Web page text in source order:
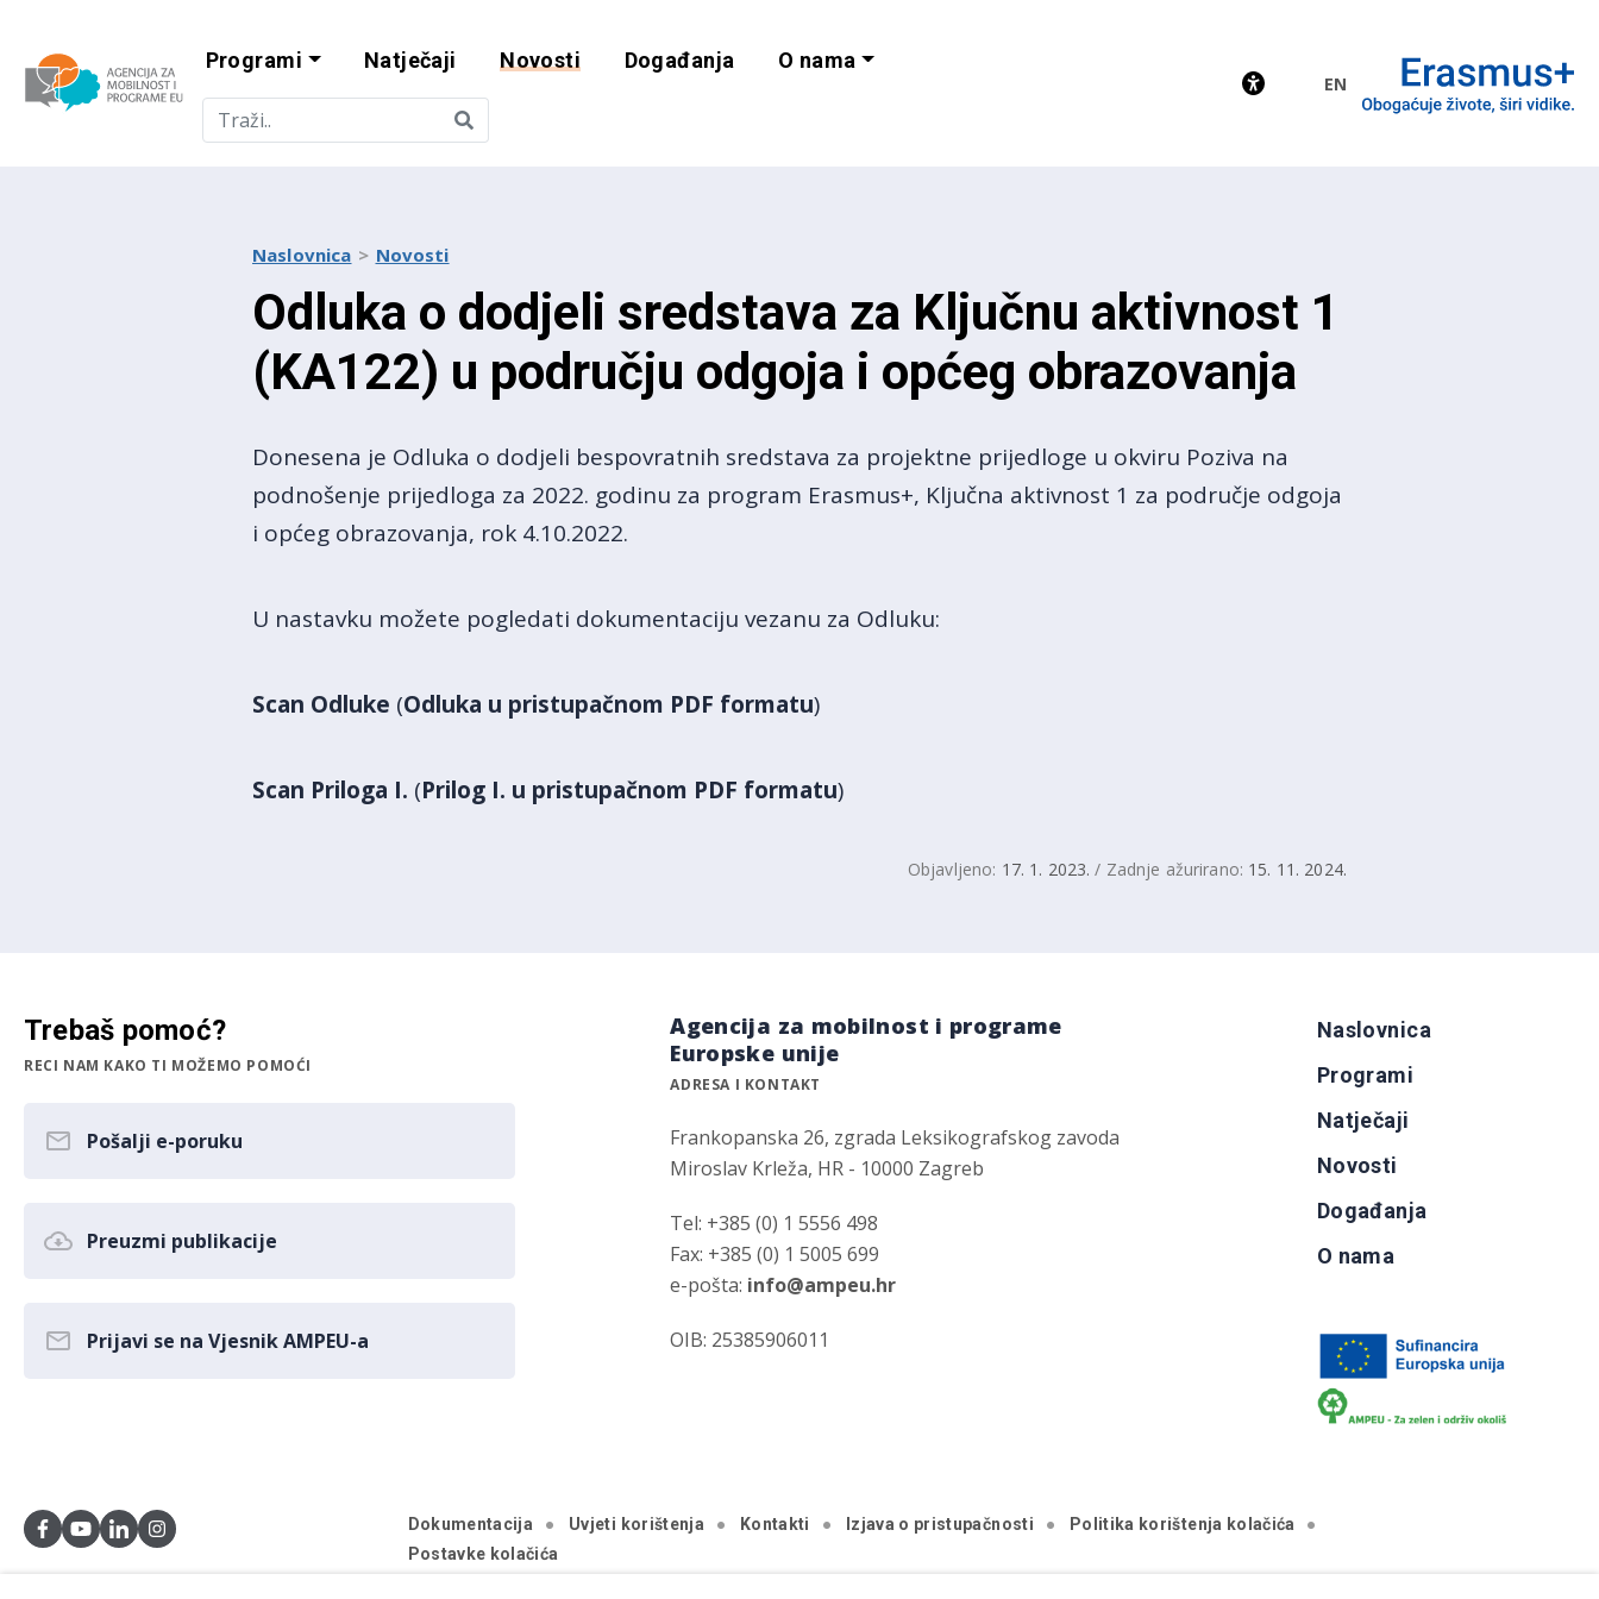
Agencija za mobilnost i programe EU
Programi Natječaji Novosti Događanja O nama
EN
Naslovnica Novosti
Odluka o dodjeli sredstava za Ključnu aktivnost 1
(KA122) u području odgoja i općeg obrazovanja
Donesena je Odluka o dodjeli bespovratnih sredstava za projektne prijedloge u okviru Poziva na
podnošenje prijedloga za 2022. godinu za program Erasmus+, Ključna aktivnost 1 za područje odgoja
i općeg obrazovanja, rok 4.10.2022.
U nastavku možete pogledati dokumentaciju vezanu za Odluku:
Scan Odluke (Odluka u pristupačnom PDF formatu)
Scan Priloga I. (Prilog I. u pristupačnom PDF formatu)
Objavljeno: 17. 1. 2023. / Zadnje ažurirano: 15. 11. 2024.
Trebaš pomoć?
RECI NAM KAKO TI MOŽEMO POMOĆI
Pošalji e-poruku
Preuzmi publikacije
Prijavi se na Vjesnik AMPEU-a
Agencija za mobilnost i programe
Europske unije
ADRESA I KONTAKT
Frankopanska 26, zgrada Leksikografskog zavoda
Miroslav Krleža, HR - 10000 Zagreb
Tel: +385 (0) 1 5556 498
Fax: +385 (0) 1 5005 699
e-pošta: info@ampeu.hr
OIB: 25385906011
Naslovnica
Programi
Natječaji
Novosti
Događanja
O nama
Dokumentacija Uvjeti korištenja Kontakti Izjava o pristupačnosti
Politika korištenja kolačića
Postavke kolačića